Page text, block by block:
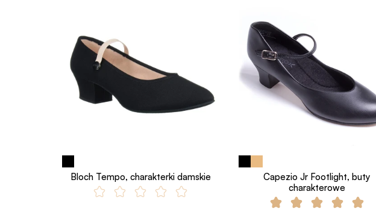
Bloch Tempo, charakterki damskie
Capezio Jr Footlight, buty
charakterowe